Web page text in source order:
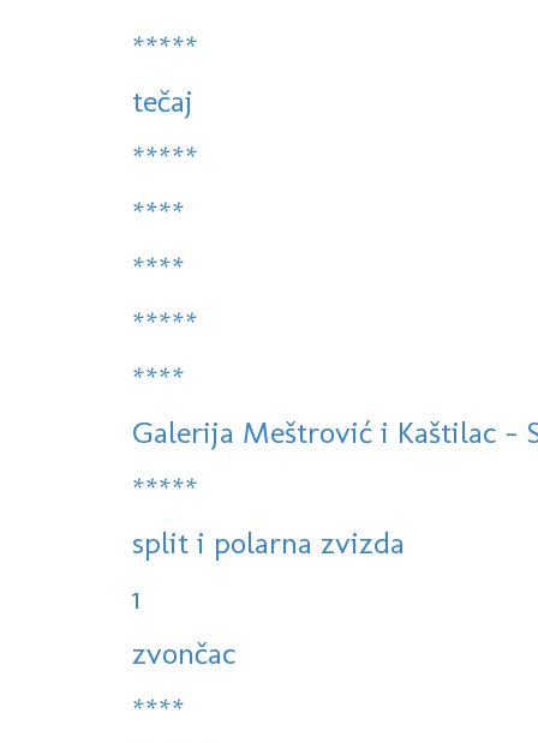
*****
tečaj
*****
****
****
*****
****
Galerija Meštrović i Kaštilac -
*****
split i polarna zvizda
1
zvončac
****